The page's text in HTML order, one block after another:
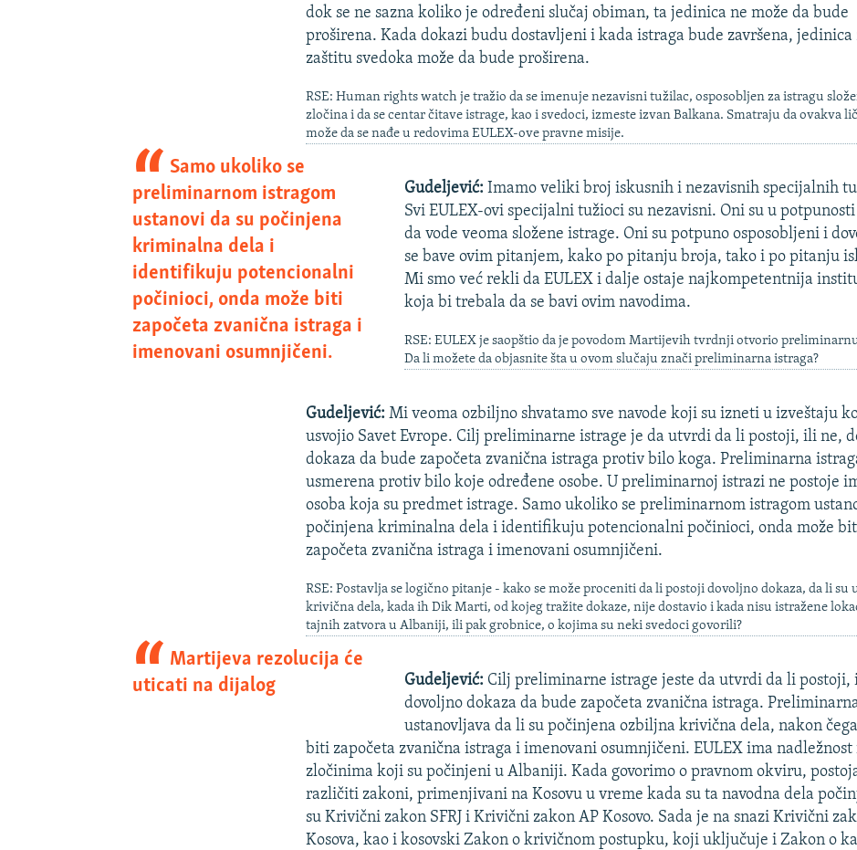
dok se ne sazna koliko je određeni slučaj obiman, ta jedinica ne može da bude
proširena. Kada dokazi budu dostavljeni i kada istraga bude završena, jedinica
zaštitu svedoka može da bude proširena.
RSE: Human rights watch je tražio da se imenuje nezavisni tužilac, osposobljen za istragu
zločina i da se centar čitave istrage, kao i svedoci, izmeste izvan Balkana. Smatraju da ovakva
može da se nađe u redovima EULEX-ove pravne misije.
Samo ukoliko se
preliminarnom istragom
ustanovi da su počinjena
kriminalna dela i
identifikuju potencionalni
počinioci, onda može biti
započeta zvanična istraga i
imenovani osumnjičeni.
Gudeljević: Imamo veliki broj iskusnih i nezavisnih specijalnih
Svi EULEX-ovi specijalni tužioci su nezavisni. Oni su u
da vode veoma složene istrage. Oni su potpuno osposobljeni i
se bave ovim pitanjem, kako po pitanju broja, tako i po pitanju
Mi smo već rekli da EULEX i dalje ostaje najkompetentnija
koja bi trebala da se bavi ovim navodima.
RSE: EULEX je saopštio da je povodom Martijevih tvrdnji otvorio
Da li možete da objasnite šta u ovom slučaju znači preliminarna istraga?
Gudeljević: Mi veoma ozbiljno shvatamo sve navode koji su izneti u izveštaju
usvojio Savet Evrope. Cilj preliminarne istrage je da utvrdi da li postoji, ili ne,
dokaza da bude započeta zvanična istraga protiv bilo koga. Preliminarna
usmerena protiv bilo koje određene osobe. U preliminarnoj istrazi ne postoje
osoba koja su predmet istrage. Samo ukoliko se preliminarnom istragom
počinjena kriminalna dela i identifikuju potencionalni počinioci, onda može
započeta zvanična istraga i imenovani osumnjičeni.
RSE: Postavlja se logično pitanje - kako se može proceniti da li postoji dovoljno dokaza, da li su
krivična dela, kada ih Dik Marti, od kojeg tražite dokaze, nije dostavio i kada nisu istražene
tajnih zatvora u Albaniji, ili pak grobnice, o kojima su neki svedoci govorili?
Martijeva rezolucija će
uticati na dijalog
Gudeljević: Cilj preliminarne istrage jeste da utvrdi da li postoji,
dovoljno dokaza da bude započeta zvanična istraga.
ustanovljava da li su počinjena ozbiljna krivična dela, nakon
biti započeta zvanična istraga i imenovani osumnjičeni. EULEX ima nadležnost
zločinima koji su počinjeni u Albaniji. Kada govorimo o pravnom okviru,
različiti zakoni, primenjivani na Kosovu u vreme kada su ta navodna dela
su Krivični zakon SFRJ i Krivični zakon AP Kosovo. Sada je na snazi Krivični
Kosova, kao i kosovski Zakon o krivičnom postupku, koji uključuje i Zakon o